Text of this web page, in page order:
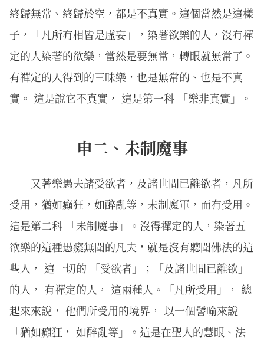
終歸無常、終歸於空，都是不真實。這個當然是這樣
子，「凡所有相皆是虛妄」，染著欲樂的人，沒有禪
定的人染著的欲樂，當然是要無常，轉眼就無常了。
有禪定的人得到的三昧樂，也是無常的、也是不真
實。 這是說它不真實， 這是第一科 「樂非真實」。
申二、未制魔事
又著樂愚夫諸受欲者，及諸世間已離欲者，凡所
受用，猶如癲狂，如醉亂等，未制魔軍，而有受用。
這是第二科 「未制魔事」。沒得禪定的人，染著五
欲樂的這種愚癡無聞的凡夫，就是沒有聽聞佛法的這
些人， 這一切的 「受欲者」；「及諸世間已離欲」
的人， 有禪定的人， 這兩種人。「凡所受用」， 總
起來來說， 他們所受用的境界， 以一個譬喻來說
「猶如癲狂， 如醉亂等」。這是在聖人的慧眼、法